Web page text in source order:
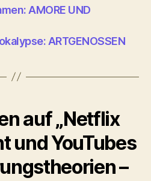
AMORE UND
ARTGENOSSEN
auf „Netflix
und YouTubes
–